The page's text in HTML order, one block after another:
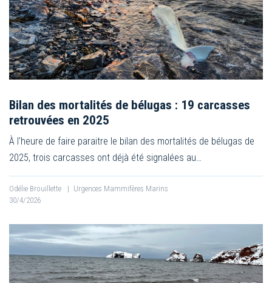
Bilan des mortalités de bélugas : 19 carcasses
retrouvées en 2025
À l'heure de faire paraitre le bilan des mortalités de bélugas de
2025, trois carcasses ont déjà été signalées au…
Odélie Brouillette | Urgences Mammifères Marins
30/4/2026